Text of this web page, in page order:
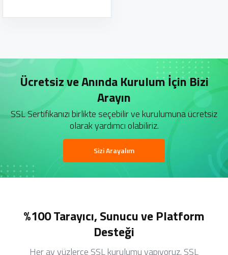
Ücretsiz ve Anında Kurulum İçin Bizi
Arayın
SSL Sertifikanızı birlikte seçebilir ve kurulumuna ücretsiz
olarak yardımcı olabiliriz.
Sizi Arayalım
%100 Tarayıcı, Sunucu ve Platform
Desteği
Her ay yüzlerce SSL kurulumu yapıyoruz. SSL